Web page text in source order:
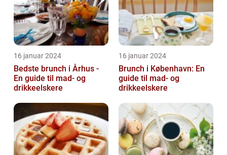
16 januar 2024
Bedste brunch i Århus -
En guide til mad- og
drikkeelskere
16 januar 2024
Brunch i København: En
guide til mad- og
drikkeelskere